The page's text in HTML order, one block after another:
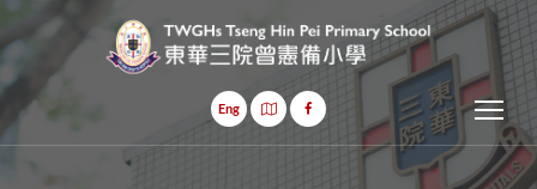
Eng